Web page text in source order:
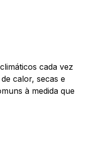
cada vez
calor, secas e
à medida que